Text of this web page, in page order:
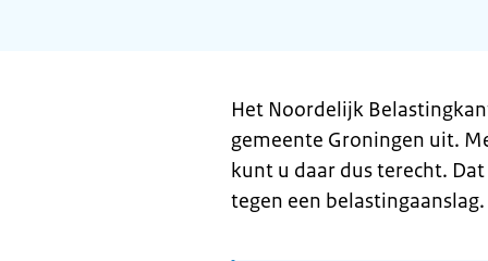
Het Noordelijk
gemeente Groningen uit.
kunt u daar dus terecht.
tegen een belastingaanslag.